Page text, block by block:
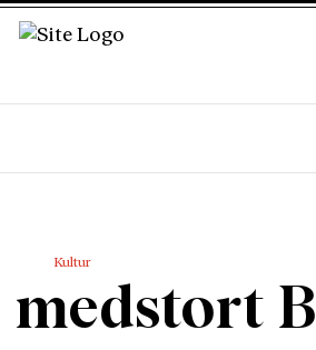
Kultur
medstort B